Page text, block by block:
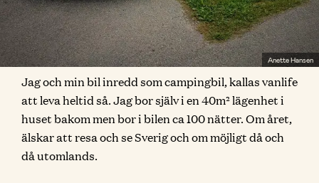
Anette Hansen
Jag och min bil inredd som campingbil, kallas vanlife
att leva heltid så. Jag bor själv i en 40m² lägenhet i
huset bakom men bor i bilen ca 100 nätter. Om året,
älskar att resa och se Sverig och om möjligt då och
då utomlands.